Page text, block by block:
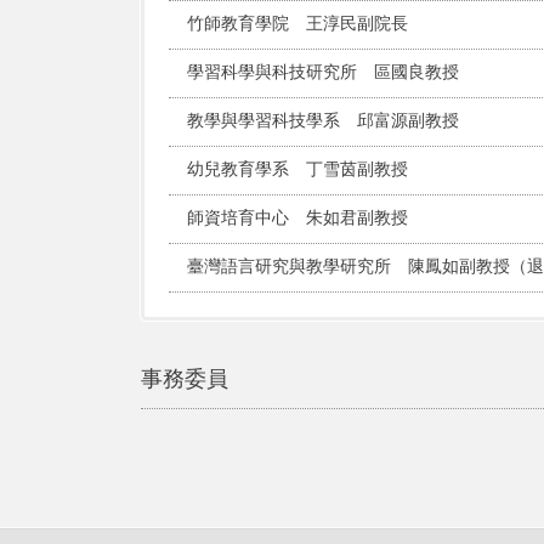
竹師教育學院 王淳民副院長
學習科學與科技研究所 區國良教授
教學與學習科技學系 邱富源副教授
幼兒教育學系 丁雪茵副教授
師資培育中心 朱如君副教授
臺灣語言研究與教學研究所 陳鳳如副教授（
事務委員